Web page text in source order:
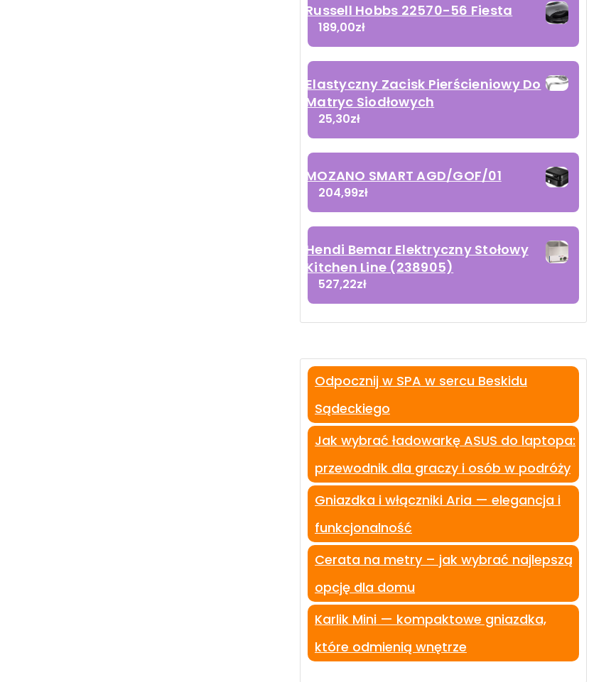
Russell Hobbs 22570-56 Fiesta
189,00zł
Elastyczny Zacisk Pierścieniowy Do
Matryc Siodłowych
25,30zł
MOZANO SMART AGD/GOF/01
204,99zł
Hendi Bemar Elektryczny Stołowy
Kitchen Line (238905)
527,22zł
Odpocznij w SPA w sercu Beskidu
Sądeckiego
Jak wybrać ładowarkę ASUS do laptopa:
przewodnik dla graczy i osób w podróży
Gniazdka i włączniki Aria — elegancja i
funkcjonalność
Cerata na metry – jak wybrać najlepszą
opcję dla domu
Karlik Mini — kompaktowe gniazdka,
które odmienią wnętrze